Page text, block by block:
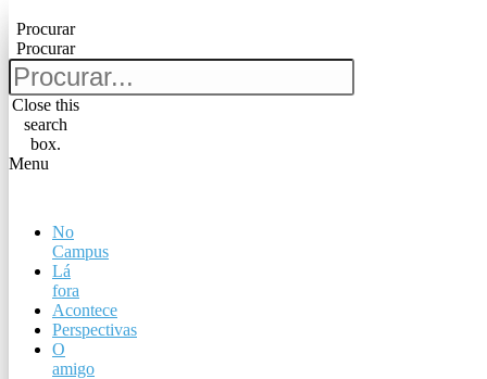
Procurar
Procurar
Close this
search
box.
Menu
No
Campus
Lá
fora
Acontece
Perspectivas
O
amigo
Procurar
Procurar
Close this
search
box.
No
Campus
Lá
fora
Acontece
Perspectivas
O
amigo